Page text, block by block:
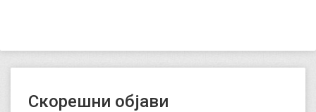
Скорешни објави